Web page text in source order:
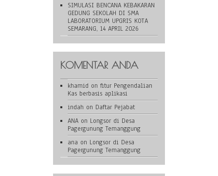
SIMULASI BENCANA KEBAKARAN
GEDUNG SEKOLAH DI SMA
LABORATORIUM UPGRIS KOTA
SEMARANG, 14 APRIL 2026
KOMENTAR ANDA
khamid on fitur Pengendalian
Kas berbasis aplikasi
indah on Daftar Pejabat
ANA on Longsor di Desa
Pagergunung Temanggung
ana on Longsor di Desa
Pagergunung Temanggung